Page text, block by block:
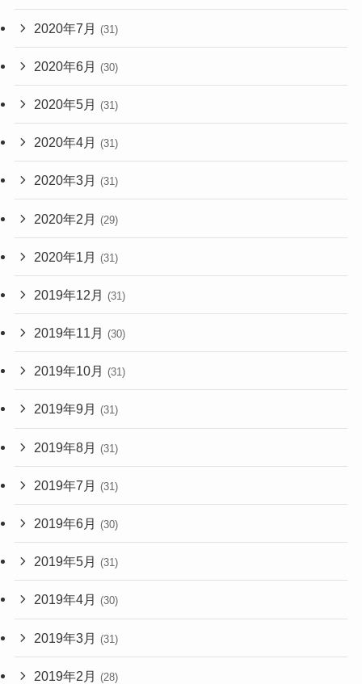
2020年7月 (31)
2020年6月 (30)
2020年5月 (31)
2020年4月 (31)
2020年3月 (31)
2020年2月 (29)
2020年1月 (31)
2019年12月 (31)
2019年11月 (30)
2019年10月 (31)
2019年9月 (31)
2019年8月 (31)
2019年7月 (31)
2019年6月 (30)
2019年5月 (31)
2019年4月 (30)
2019年3月 (31)
2019年2月 (28)